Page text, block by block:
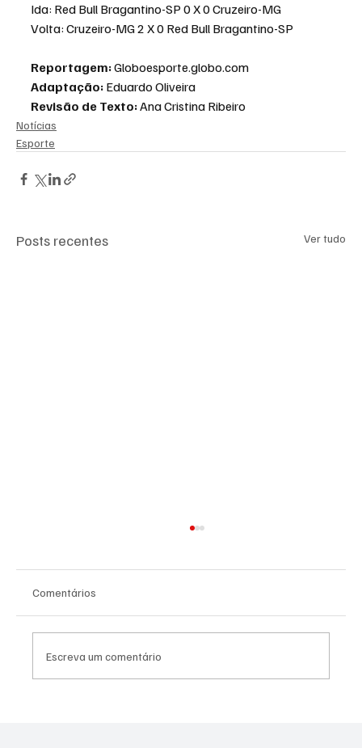
Ida: Red Bull Bragantino-SP 0 X 0 Cruzeiro-MG
Volta: Cruzeiro-MG 2 X 0 Red Bull Bragantino-SP
Reportagem:Globoesporte.globo.com
Adaptação: Eduardo Oliveira
Revisão de Texto: Ana Cristina Ribeiro
Notícias
Esporte
Posts recentes Ver tudo
Comentários
Escreva um comentário